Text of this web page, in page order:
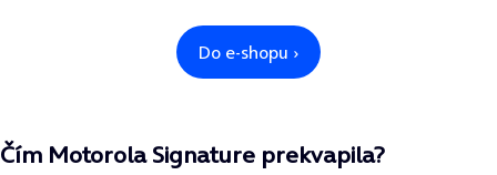
Čím Motorola Signature prekvapila?